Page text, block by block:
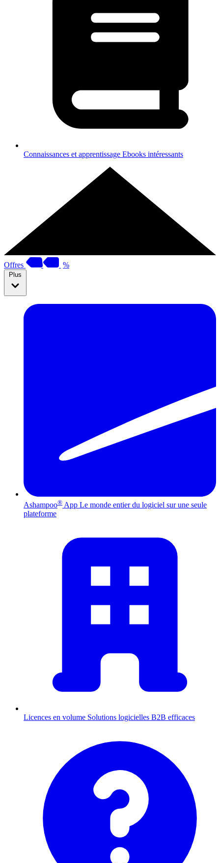
Connaissances et apprentissage Ebooks intéressants
Offres %
Plus
Ashampoo® App Le monde entier du logiciel sur une seule
plateforme
Licences en volume Solutions logicielles B2B efficaces